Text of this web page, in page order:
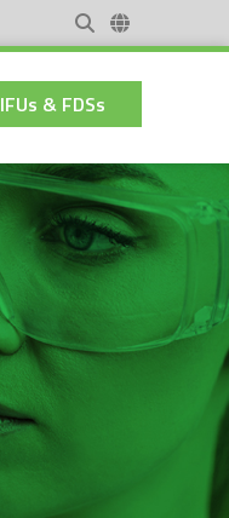
IFUs & FDSs